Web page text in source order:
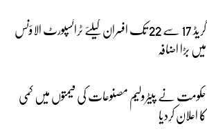
گریڈ 17 سے 22 تک افسران کیلئے ٹرانسپورٹ الاؤنس
میں بڑا اضافہ
حکومت نے پیٹرولیم مصنوعات کی قیمتوں میں کمی
کا اعلان کردیا